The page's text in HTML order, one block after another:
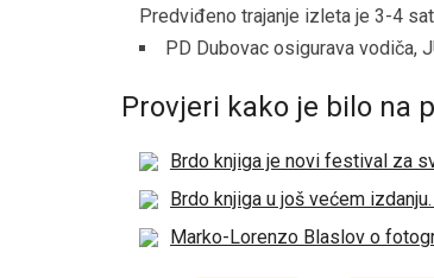
Predviđeno trajanje izleta je 3-4
PD Dubovac osigurava vodiča,
Provjeri kako je bilo na
Brdo knjiga je novi festival za
Brdo knjiga u još većem
Marko-Lorenzo Blaslov o